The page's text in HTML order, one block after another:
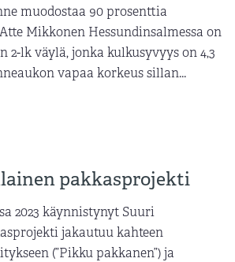
muodostaa 90 prosenttia
Mikkonen Hessundinsalmessa on
2-lk väylä, jonka kulkusyvyys on 4,3
vapaa korkeus sillan...
pakkasprojekti
2023 käynnistynyt Suuri
jakautuu kahteen
(”Pikku pakkanen”) ja